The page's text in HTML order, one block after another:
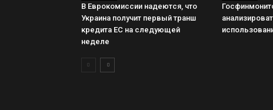
В Еврокомиссии надеются, что
Украина получит первый транш
кредита ЕС на следующей
неделе